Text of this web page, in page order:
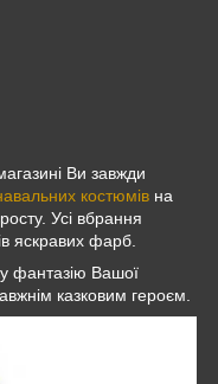
Ви завжди
костюмів на
Усі вбрання
яскравих фарб.
фантазію Вашої
казковим героєм.